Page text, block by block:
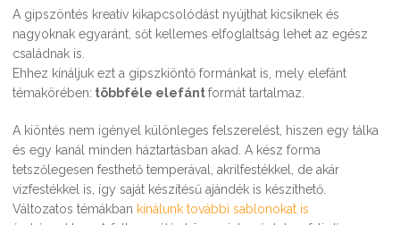
A gipszöntés kreatív kikapcsolódást nyújthat kicsiknek és
nagyoknak egyaránt, sőt kellemes elfoglaltság lehet az egész
családnak is.
Ehhez kínáljuk ezt a gipszkiöntő formánkat is, mely elefánt
témakörében: többféle elefántformát tartalmaz.
A kiöntés nem igényel különleges felszerelést, hiszen egy tálka
és egy kanál minden háztartásban akad. A kész forma
tetszőlegesen festhető temperával, akrilfestékkel, de akár
vízfestékkel is, így saját készítésű ajándék is készíthető.
Változatos témákban kínálunk további sablonokat is